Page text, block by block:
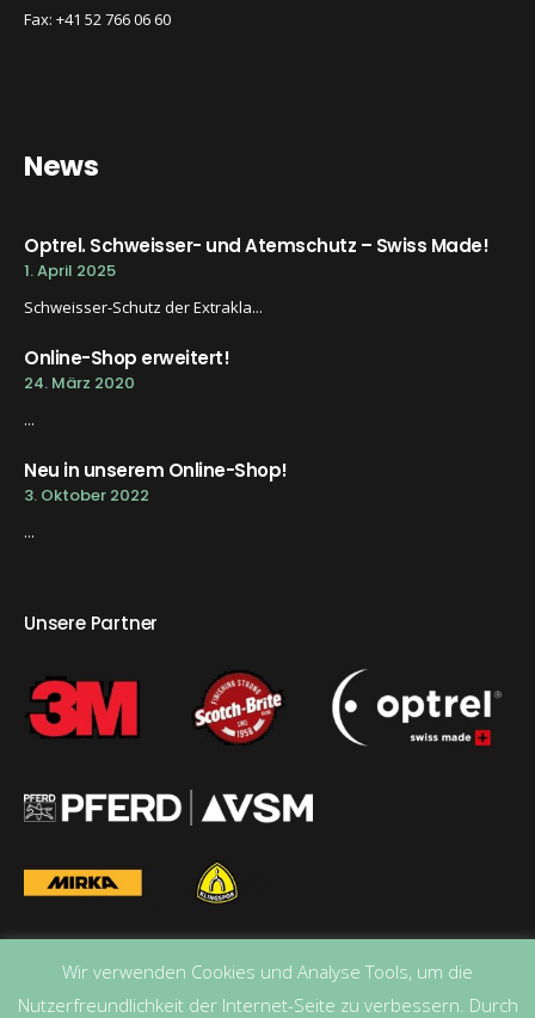
Fax: +41 52 766 06 60
News
Optrel. Schweisser- und Atemschutz – Swiss Made!
1. April 2025
Schweisser-Schutz der Extrakla...
Online-Shop erweitert!
24. März 2020
...
Neu in unserem Online-Shop!
3. Oktober 2022
...
Unsere Partner
Wir verwenden Cookies und Analyse Tools, um die
Nutzerfreundlichkeit der Internet-Seite zu verbessern. Durch